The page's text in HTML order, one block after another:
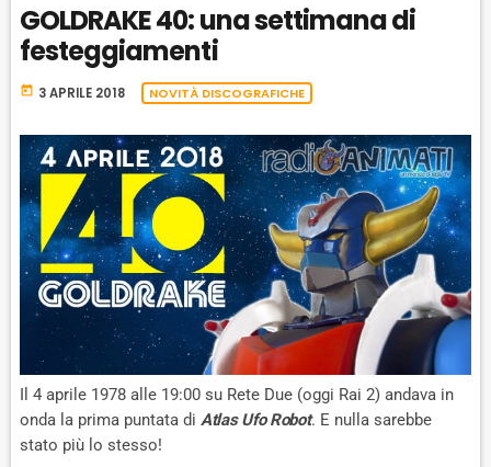
GOLDRAKE 40: una settimana di
festeggiamenti
today 3 APRILE 2018 NOVITÀ DISCOGRAFICHE
Il 4 aprile 1978 alle 19:00 su Rete Due (oggi Rai 2) andava in
onda la prima puntata di Atlas Ufo Robot. E nulla sarebbe
stato più lo stesso!